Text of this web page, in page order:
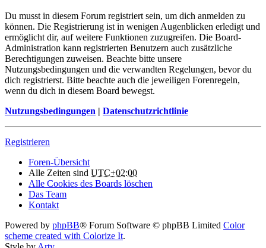
Du musst in diesem Forum registriert sein, um dich anmelden zu
können. Die Registrierung ist in wenigen Augenblicken erledigt und
ermöglicht dir, auf weitere Funktionen zuzugreifen. Die Board-
Administration kann registrierten Benutzern auch zusätzliche
Berechtigungen zuweisen. Beachte bitte unsere
Nutzungsbedingungen und die verwandten Regelungen, bevor du
dich registrierst. Bitte beachte auch die jeweiligen Forenregeln,
wenn du dich in diesem Board bewegst.
Nutzungsbedingungen | Datenschutzrichtlinie
Registrieren
Foren-Übersicht
Alle Zeiten sind UTC+02:00
Alle Cookies des Boards löschen
Das Team
Kontakt
Powered by phpBB® Forum Software © phpBB Limited Color
scheme created with Colorize It.